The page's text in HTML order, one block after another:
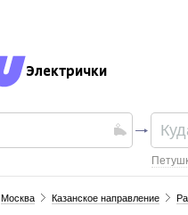
Электрички
Москва Казанское направление